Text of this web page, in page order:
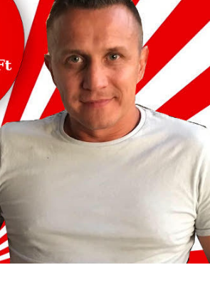
2025
2026